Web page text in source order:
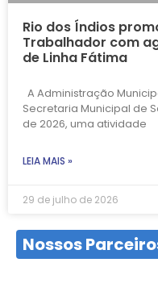
Rio dos Índios
Trabalhador com
de Linha Fátima
A Administração
Secretaria Municipal de
de 2026, uma atividade
LEIA MAIS »
29 de julho de 2026
Nossos